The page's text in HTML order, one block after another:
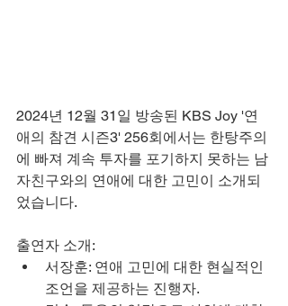
2024년 12월 31일 방송된 KBS Joy '연
애의 참견 시즌3' 256회에서는 한탕주의
에 빠져 계속 투자를 포기하지 못하는 남
자친구와의 연애에 대한 고민이 소개되
었습니다.
출연자 소개:
서장훈: 연애 고민에 대한 현실적인
조언을 제공하는 진행자.